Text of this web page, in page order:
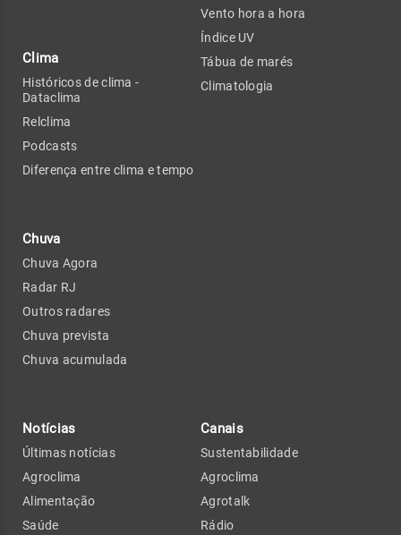
Clima
Históricos de clima -
Dataclima
Relclima
Podcasts
Diferença entre clima e tempo
Chuva
Chuva Agora
Radar RJ
Outros radares
Chuva prevista
Chuva acumulada
Vento hora a hora
Índice UV
Tábua de marés
Climatologia
Notícias
Últimas notícias
Agroclima
Alimentação
Saúde
Canais
Sustentabilidade
Agroclima
Agrotalk
Rádio